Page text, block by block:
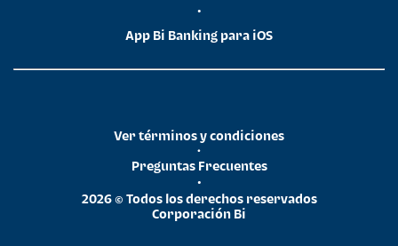
•
App Bi Banking para iOS
2026 © Todos los derechos reservados
Corporación Bi
•
Preguntas Frecuentes
•
Ver términos y condiciones